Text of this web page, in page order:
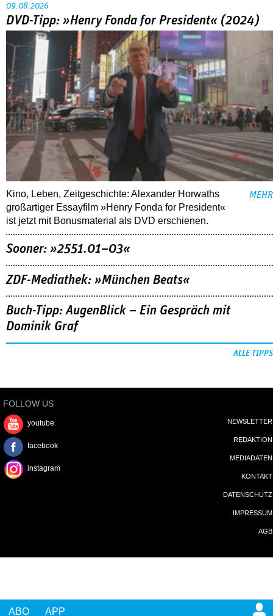
ABO APP
09.08.2026
DVD-Tipp: »Henry Fonda for President« (2024)
Kino, Leben, Zeitgeschichte: Alexander Horwaths
großartiger Essayfilm »Henry Fonda for President«
ist jetzt mit Bonusmaterial als DVD erschienen.
MEHR
Sooner: »2551.01–03«
ZDF-Mediathek: »München Beats«
Buch-Tipp: AugenBlick – Ein Gespräch mit
Dominik Graf
ALLE TIPPS
FOLLOW US
youtube
facebook
instagram
NEWSLETTER
REDAKTION
MEDIADATEN
KONTAKT
DATENSCHUTZ
IMPRESSUM
AGB